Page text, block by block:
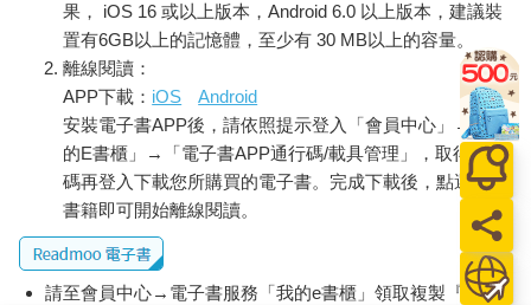
果， iOS 16 或以上版本，Android 6.0 以上版本，建議裝
置有6GB以上的記憶體，至少有 30 MB以上的容量。
離線閱讀：
APP下載： iOS
Android
安裝電子書APP後，請依照提示登入「會員中心」→「我
的E書櫃」→「電子書APP通行碼/載具管理」，取得通行
碼再登入下載您所購買的電子書。完成下載後，點選任一
書籍即可開始離線閱讀。
請至會員中心→電子書服務「我的e書櫃」領取複製『兌換